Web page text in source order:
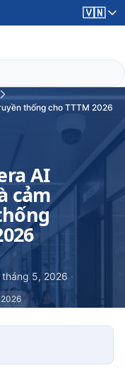
🇻🇳
thống cho TTTM 2026
AI
cảm
tháng 5, 2026 ·